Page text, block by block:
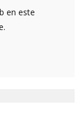
en este